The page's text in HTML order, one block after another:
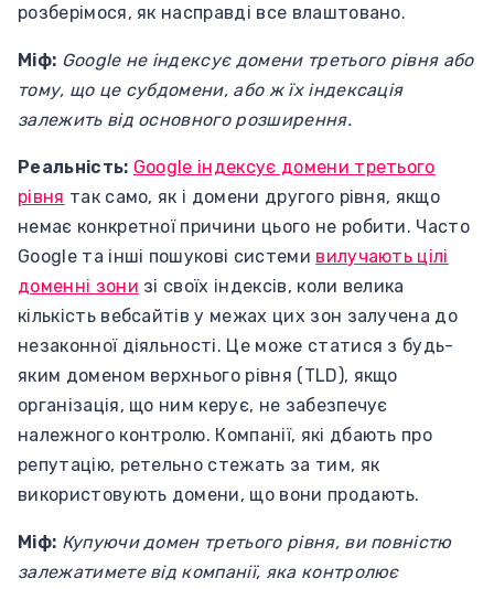
розберімося, як насправді все влаштовано.
Міф: Google не індексує домени третього рівня або
тому, що це субдомени, або ж їх індексація
залежить від основного розширення.
Реальність: Google індексує домени третього
рівня так само, як і домени другого рівня, якщо
немає конкретної причини цього не робити. Часто
Google та інші пошукові системи вилучають цілі
доменні зони зі своїх індексів, коли велика
кількість вебсайтів у межах цих зон залучена до
незаконної діяльності. Це може статися з будь-
яким доменом верхнього рівня (TLD), якщо
організація, що ним керує, не забезпечує
належного контролю. Компанії, які дбають про
репутацію, ретельно стежать за тим, як
використовують домени, що вони продають.
Міф: Купуючи домен третього рівня, ви повністю
залежатимете від компанії, яка контролює